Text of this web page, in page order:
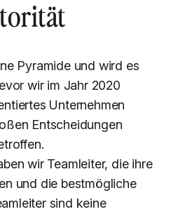
Pyramide und wird es
wir im Jahr 2020
Unternehmen
Entscheidungen
wir Teamleiter, die ihre
und die bestmögliche
sind keine